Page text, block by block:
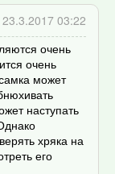
23.3.2017 03:22
очень
очень
может
наступать
хряка на
его